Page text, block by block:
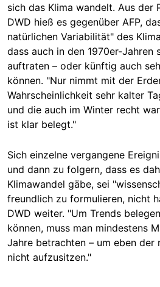
sich das Klima wandelt. Aus der
DWD hieß es gegenüber AFP,
natürlichen Variabilität" des
dass auch in den 1970er-Jahren
auftraten – oder künftig auch
können. "Nur nimmt mit der
Wahrscheinlichkeit sehr kalter
und die auch im Winter recht
ist klar belegt."
Sich einzelne vergangene
und dann zu folgern, dass es
Klimawandel gäbe, sei
freundlich zu formulieren, nicht
DWD weiter. "Um Trends
können, muss man mindestens
Jahre betrachten – um eben der
nicht aufzusitzen."